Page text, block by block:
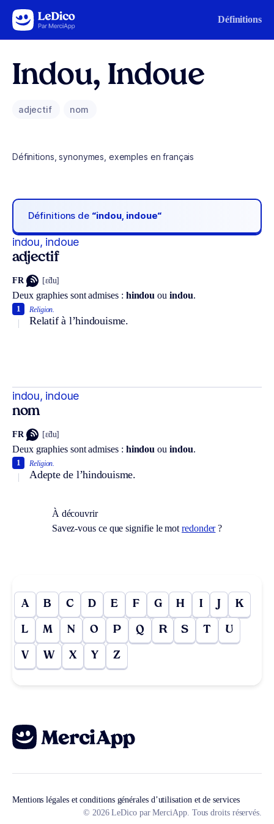
Aller au contenu Définitions
Indou, Indoue
adjectif nom
Définitions, synonymes, exemples en français
Définitions de “indou, indoue“
indou, indoue
adjectif
FR [ɛ̃du]
Deux graphies sont admises : hindouou indou.
Religion.
Relatif à l’hindouisme.
1
indou, indoue
nom
FR [ɛ̃du]
Deux graphies sont admises : hindouou indou.
Religion.
Adepte de l’hindouisme.
1
À découvrir
Savez-vous ce que signifie le motredonder?
A B C D E F G H I J K
L M N O P Q R S T U
V W X Y Z
Mentions légales et conditions générales d’utilisation et de services
© 2026 LeDico par MerciApp. Tous droits réservés.